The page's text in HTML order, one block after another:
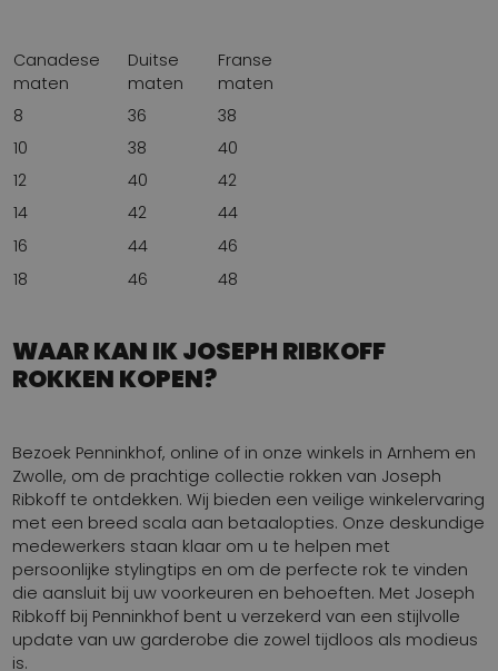
Canadese
maten
Duitse
maten
Franse
maten
8
36
38
10
38
40
12
40
42
14
42
44
16
44
46
18
46 48
WAAR KAN IK JOSEPH RIBKOFF
ROKKEN KOPEN?
Bezoek Penninkhof, online of in onze winkels in Arnhem en
Zwolle, om de prachtige collectie rokken van Joseph
Ribkoff te ontdekken. Wij bieden een veilige winkelervaring
met een breed scala aan betaalopties. Onze deskundige
medewerkers staan klaar om u te helpen met
persoonlijke stylingtips en om de perfecte rok te vinden
die aansluit bij uw voorkeuren en behoeften. Met Joseph
Ribkoff bij Penninkhof bent u verzekerd van een stijlvolle
update van uw garderobe die zowel tijdloos als modieus
is.